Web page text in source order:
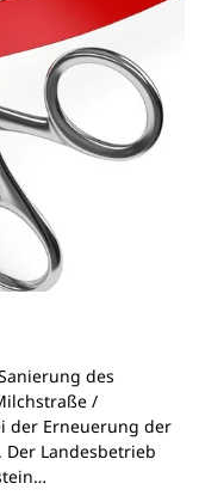
des
/
der Erneuerung der
Landesbetrieb